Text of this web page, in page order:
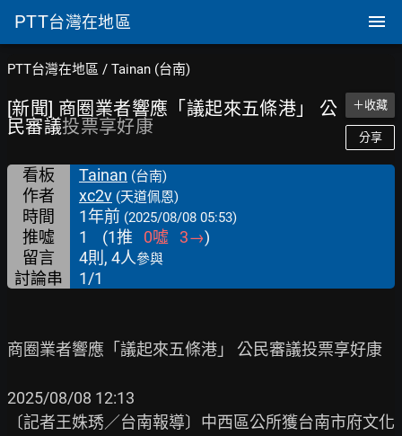
PTT台灣在地區
PTT台灣在地區 / Tainan (台南)
[新聞] 商圈業者響應「議起來五條港」 公
民審議投票享好康
＋收藏
分享
看板 Tainan (台南)
作者 xc2v (天道佩恩)
時間 1年前 (2025/08/08 05:53)
推噓 1 (1推 0噓 3→)
留言
4則, 4人參與
討論串 1/1
商圈業者響應「議起來五條港」 公民審議投票享好康
2025/08/08 12:13
〔記者王姝琇／台南報導〕中西區公所獲台南市府文化